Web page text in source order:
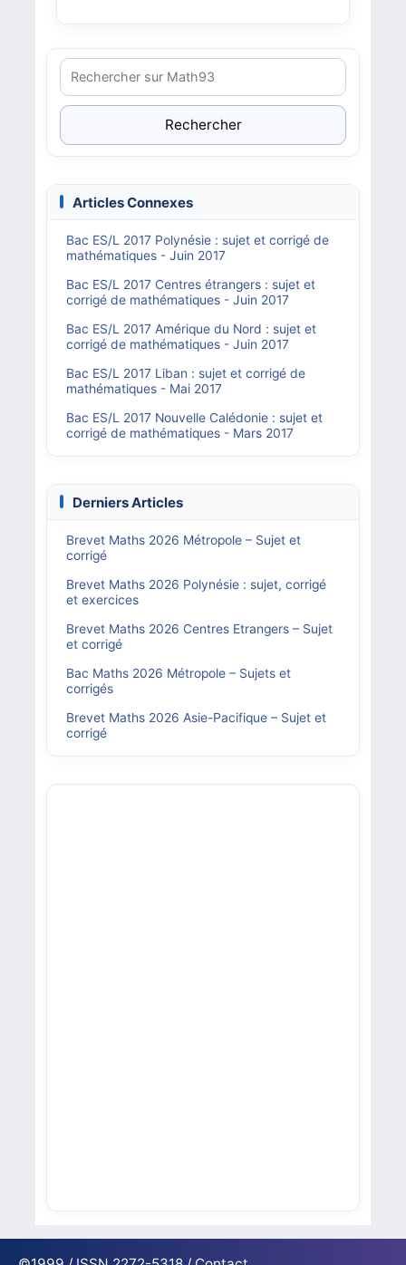
Rechercher
Articles Connexes
Bac ES/L 2017 Polynésie : sujet et corrigé de
mathématiques - Juin 2017
Bac ES/L 2017 Centres étrangers : sujet et
corrigé de mathématiques - Juin 2017
Bac ES/L 2017 Amérique du Nord : sujet et
corrigé de mathématiques - Juin 2017
Bac ES/L 2017 Liban : sujet et corrigé de
mathématiques - Mai 2017
Bac ES/L 2017 Nouvelle Calédonie : sujet et
corrigé de mathématiques - Mars 2017
Derniers Articles
Brevet Maths 2026 Métropole – Sujet et
corrigé
Brevet Maths 2026 Polynésie : sujet, corrigé
et exercices
Brevet Maths 2026 Centres Etrangers – Sujet
et corrigé
Bac Maths 2026 Métropole – Sujets et
corrigés
Brevet Maths 2026 Asie-Pacifique – Sujet et
corrigé